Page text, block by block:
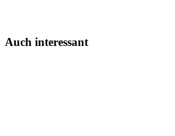
Auch interessant